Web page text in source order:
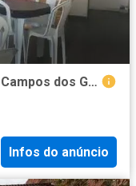
Casa / Sobrado para Locação em Campos dos Goytacazes/RJ Centro
Infos do anúncio